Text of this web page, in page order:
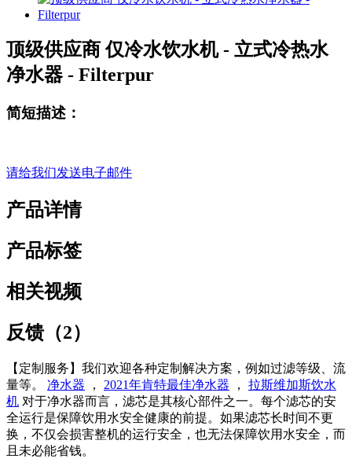
顶级供应商 仅冷水饮水机 - 立式冷热水
净水器 - Filterpur
简短描述：
请给我们发送电子邮件
产品详情
产品标签
相关视频
反馈（2）
【定制服务】我们欢迎各种定制解决方案，例如过滤等级、流
量等。 净水器 ， 2021年肯特最佳净水器 ， 拉斯维加斯饮水
机 对于净水器而言，滤芯是其核心部件之一。每个滤芯的安
全运行是保障饮用水安全健康的前提。如果滤芯长时间不更
换，不仅会损害整机的运行安全，也无法保障饮用水安全，而
且未必能省钱。